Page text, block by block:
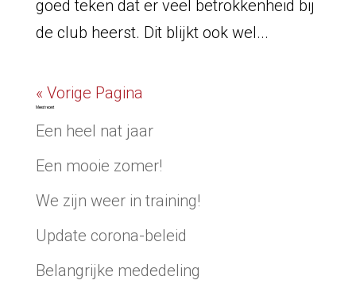
goed teken dat er veel betrokkenheid bij
de club heerst. Dit blijkt ook wel...
« Vorige Pagina
Meest recent
Een heel nat jaar
Een mooie zomer!
We zijn weer in training!
Update corona-beleid
Belangrijke mededeling